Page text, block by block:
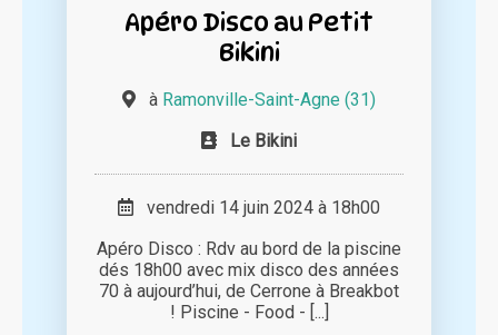
Apéro Disco au Petit
Bikini
à Ramonville-Saint-Agne (31)
Le Bikini
vendredi 14 juin 2024 à 18h00
Apéro Disco : Rdv au bord de la piscine
dés 18h00 avec mix disco des années
70 à aujourd’hui, de Cerrone à Breakbot
! Piscine - Food - [...]